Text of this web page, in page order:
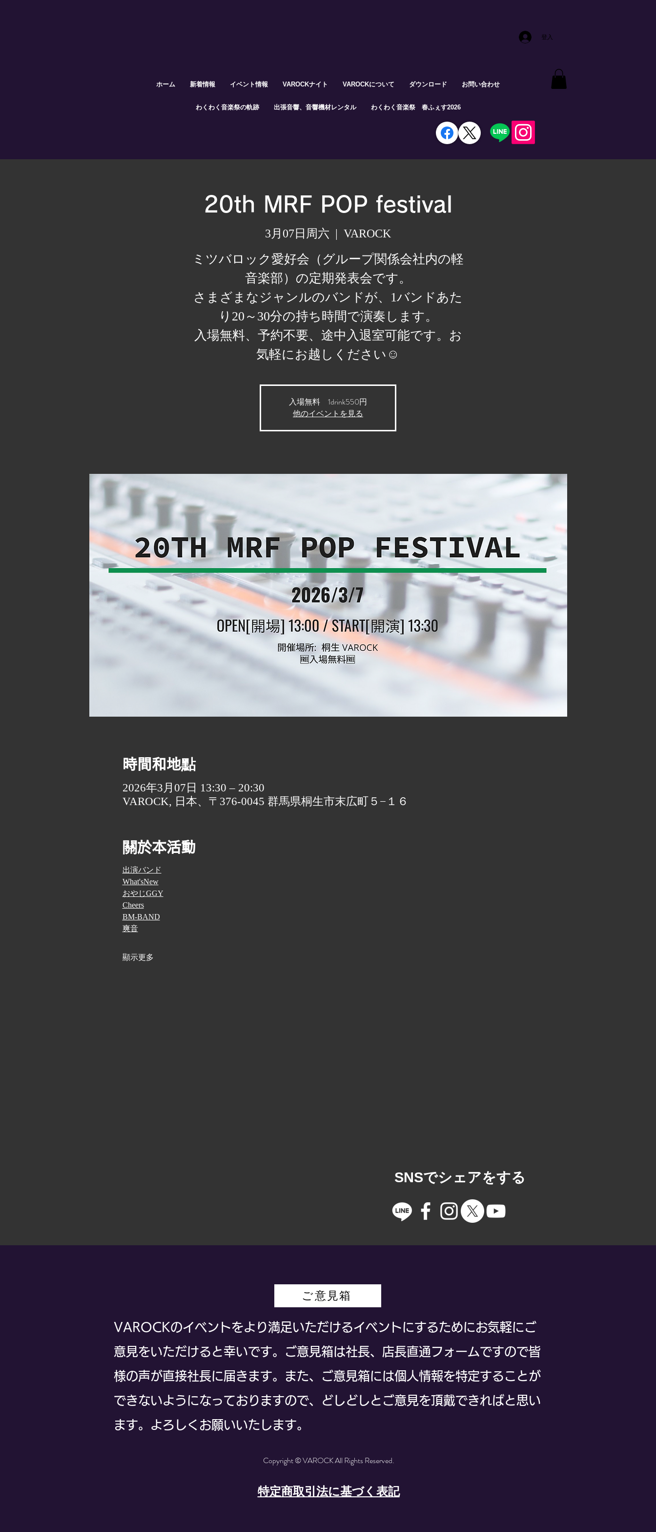
登入
ホーム 新着情報 イベント情報 VAROCKナイト VAROCKについて ダウンロード お問い合わせ
わくわく音楽祭の軌跡 出張音響、音響機材レンタル わくわく音楽祭 春ふぇす2026
20th MRF POP festival
3月07日周六
  |
VAROCK
ミツバロック愛好会（グループ関係会社内の軽
音楽部）の定期発表会です。
さまざまなジャンルのバンドが、1バンドあた
り20～30分の持ち時間で演奏します。
入場無料、予約不要、途中入退室可能です。お
気軽にお越しください☺️
入場無料 1drink550円
他のイベントを見る
時間和地點
2026年3月07日 13:30 – 20:30
VAROCK, 日本、〒376-0045 群馬県桐生市末広町５−１６
關於本活動
出演バンド
What'sNew
おやじGGY
Cheers
BM-BAND
爽音
顯示更多
​SNSでシェアをする
ご意見箱
VAROCKのイベントをより満足いただけるイベントにするためにお気軽にご
意見をいただけると幸いです。ご意見箱は社長、店長直通フォームですので皆
様の声が直接社長に届きます。また、ご意見箱には個人情報を特定することが
できないようになっておりますので、どしどしとご意見を頂戴できればと思い
ます。よろしくお願いいたします。
Copyright © VAROCK All Rights Reserved.
特定商取引法に基づく表記